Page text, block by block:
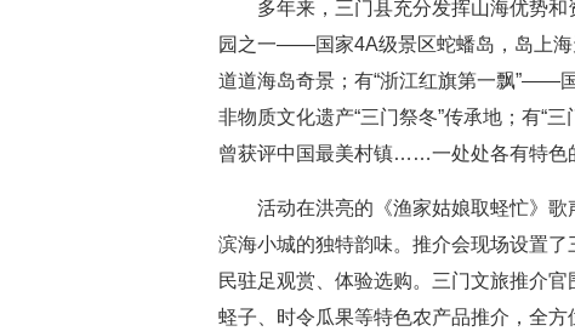
多年来，三门县充分发挥山海优势
园之一——国家4A级景区蛇蟠岛，岛上海
道道海岛奇景；有“浙江红旗第一飘”——
非物质文化遗产“三门祭冬”传承地；有“
曾获评中国最美村镇……一处处各有特色
活动在洪亮的《渔家姑娘取蛏忙》
滨海小城的独特韵味。推介会现场设置
民驻足观赏、体验选购。三门文旅推介
蛏子、时令瓜果等特色农产品推介，全方